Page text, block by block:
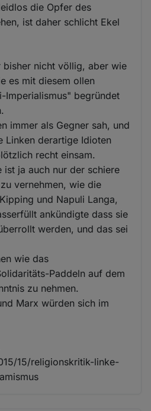
die Opfer des
ist daher schlicht Ekel
bisher nicht völlig, aber wie
es mit diesem ollen
Imperialismus" begründet
immer als Gegner sah, und
Linken derartige Idioten
recht einsam.
ist ja auch nur der schiere
vernehmen, wie die
und Napuli Langa,
ankündigte dass sie
werden, und das sei
wie das
Paddeln auf dem
zu nehmen.
Marx würden sich im
15/religionskritik-linke-